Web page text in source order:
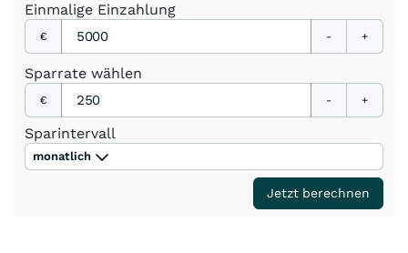
Einmalige Einzahlung
€ - +
Sparrate wählen
€ - +
Sparintervall
monatlich
Jetzt berechnen